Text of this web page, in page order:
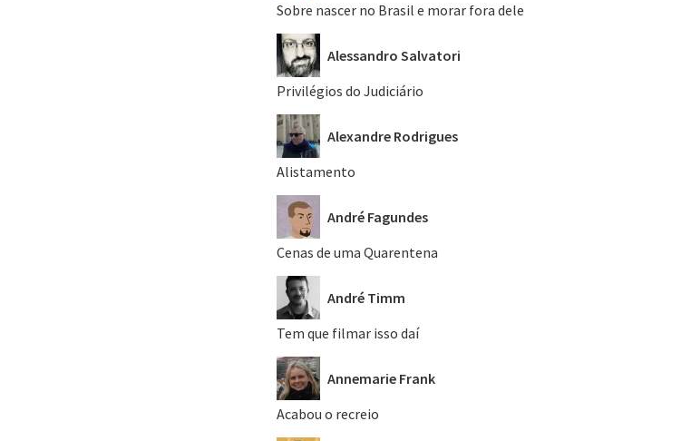
Sobre nascer no Brasil e morar fora dele
Alessandro Salvatori
Privilégios do Judiciário
Alexandre Rodrigues
Alistamento
André Fagundes
Cenas de uma Quarentena
André Timm
Tem que filmar isso daí
Annemarie Frank
Acabou o recreio